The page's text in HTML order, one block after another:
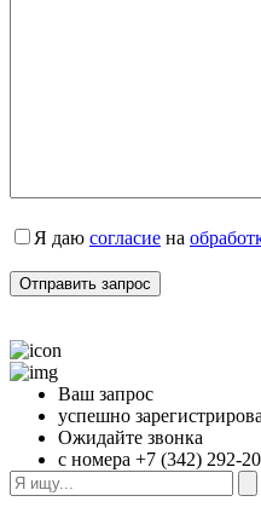
Я даю согласие на
Ваш запрос
успешно
Ожидайте звонка
с номера +7 (342) 292-